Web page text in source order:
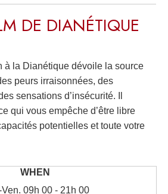
DE DIANÉTIQUE
à la Dianétique dévoile la source
peurs irraisonnées, des
sensations d’insécurité. Il
qui vous empêche d’être libre
potentielles et toute votre
Ven. 09h 00 - 21h 00